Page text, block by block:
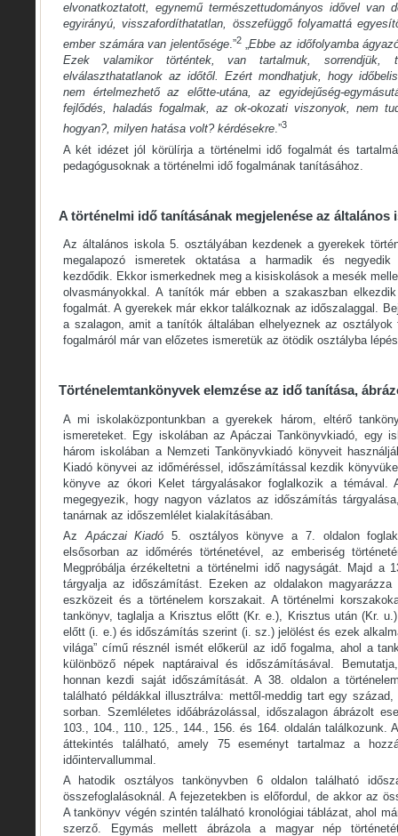
elvonatkoztatott, egynemű természettudományos idővel van
egyirányú, visszafordíthatatlan, összefüggő folyamattá
ember számára van jelentősége.”2„Ebbe az időfolyamba
Ezek valamikor történtek, van tartalmuk, sorrendjük,
elválaszthatatlanok az időtől. Ezért mondhatjuk, hogy
nem értelmezhető az előtte-utána, az egyidejűség-
fejlődés, haladás fogalmak, az ok-okozati viszonyok, nem
hogyan?, milyen hatása volt? kérdésekre.”3
A két idézet jól körülírja a történelmi idő fogalmát és
pedagógusoknak a történelmi idő fogalmának tanításához.
A történelmi idő tanításának megjelenése az általános
Az általános iskola 5. osztályában kezdenek a gyerekek
megalapozó ismeretek oktatása a harmadik és negyedik
kezdődik. Ekkor ismerkednek meg a kisiskolások a mesék
olvasmányokkal. A tanítók már ebben a szakaszban
fogalmát. A gyerekek már ekkor találkoznak az időszalaggal.
a szalagon, amit a tanítók általában elhelyeznek az
fogalmáról már van előzetes ismeretük az ötödik osztályba
Történelemtankönyvek elemzése az idő tanítása,
A mi iskolaközpontunkban a gyerekek három, eltérő
ismereteket. Egy iskolában az Apáczai Tankönyvkiadó, egy
három iskolában a Nemzeti Tankönyvkiadó könyveit
Kiadó könyvei az időméréssel, időszámítással kezdik
könyve az ókori Kelet tárgyalásakor foglalkozik a témával.
megegyezik, hogy nagyon vázlatos az időszámítás
tanárnak az időszemlélet kialakításában.
Az Apáczai Kiadó 5. osztályos könyve a 7. oldalon
elsősorban az időmérés történetével, az emberiség
Megpróbálja érzékeltetni a történelmi idő nagyságát. Majd a
tárgyalja az időszámítást. Ezeken az oldalakon
eszközeit és a történelem korszakait. A történelmi
tankönyv, taglalja a Krisztus előtt (Kr. e.), Krisztus után (Kr.
előtt (i. e.) és időszámítás szerint (i. sz.) jelölést és ezek
világa” című résznél ismét előkerül az idő fogalma, ahol a
különböző népek naptáraival és időszámításával.
honnan kezdi saját időszámítását. A 38. oldalon a
található példákkal illusztrálva: mettől-meddig tart egy
sorban. Szemléletes időábrázolással, időszalagon ábrázolt
103., 104., 110., 125., 144., 156. és 164. oldalán találkozunk.
áttekintés található, amely 75 eseményt tartalmaz a
időintervallummal.
A hatodik osztályos tankönyvben 6 oldalon található
összefoglalásoknál. A fejezetekben is előfordul, de akkor az
A tankönyv végén szintén található kronológiai táblázat, ahol
szerző. Egymás mellett ábrázola a magyar nép